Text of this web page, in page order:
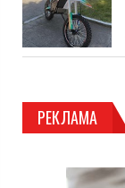
РЕКЛАМА